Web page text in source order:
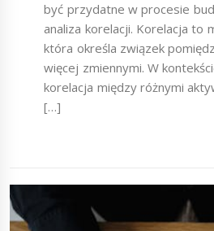
być przydatne w procesie
analiza korelacji. Korelacja to
która określa związek
więcej zmiennymi. W
korelacja między różnymi
[…]